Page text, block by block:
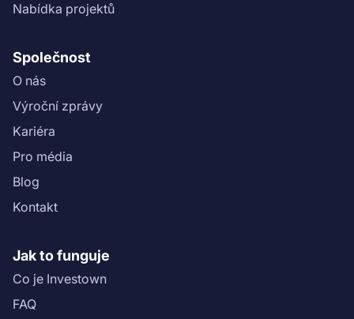
Nabídka projektů
Společnost
O nás
Výroční zprávy
Kariéra
Pro média
Blog
Kontakt
Jak to funguje
Co je Investown
FAQ